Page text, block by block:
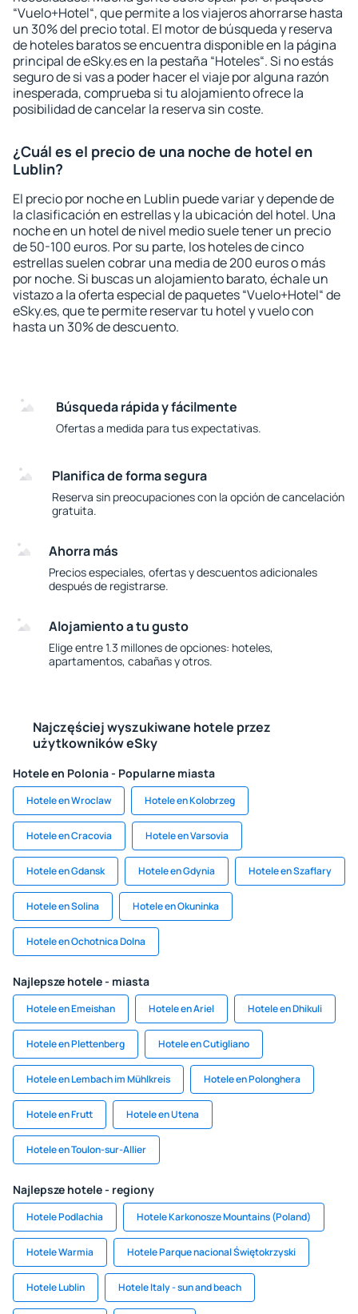
“Vuelo+Hotel“, que permite a los viajeros ahorrarse hasta
un 30% del precio total. El motor de búsqueda y reserva
de hoteles baratos se encuentra disponible en la página
principal de eSky.es en la pestaña “Hoteles“. Si no estás
seguro de si vas a poder hacer el viaje por alguna razón
inesperada, comprueba si tu alojamiento ofrece la
posibilidad de cancelar la reserva sin coste.
¿Cuál es el precio de una noche de hotel en
Lublin?
El precio por noche en Lublin puede variar y depende de
la clasificación en estrellas y la ubicación del hotel. Una
noche en un hotel de nivel medio suele tener un precio
de 50-100 euros. Por su parte, los hoteles de cinco
estrellas suelen cobrar una media de 200 euros o más
por noche. Si buscas un alojamiento barato, échale un
vistazo a la oferta especial de paquetes “Vuelo+Hotel“ de
eSky.es, que te permite reservar tu hotel y vuelo con
hasta un 30% de descuento.
Búsqueda rápida y fácilmente
Ofertas a medida para tus expectativas.
Planifica de forma segura
Reserva sin preocupaciones con la opción de cancelación
gratuita.
Ahorra más
Precios especiales, ofertas y descuentos adicionales
después de registrarse.
Alojamiento a tu gusto
Elige entre 1.3 millones de opciones: hoteles,
apartamentos, cabañas y otros.
Najczęściej wyszukiwane hotele przez
użytkowników eSky
Hotele en Polonia - Popularne miasta
Hotele en Wroclaw Hotele en Kolobrzeg
Hotele en Cracovia Hotele en Varsovia
Hotele en Gdansk Hotele en Gdynia Hotele en Szaflary
Hotele en Solina Hotele en Okuninka
Hotele en Ochotnica Dolna
Najlepsze hotele - miasta
Hotele en Emeishan Hotele en Ariel Hotele en Dhikuli
Hotele en Plettenberg Hotele en Cutigliano
Hotele en Lembach im Mühlkreis Hotele en Polonghera
Hotele en Frutt Hotele en Utena
Hotele en Toulon-sur-Allier
Najlepsze hotele - regiony
Hotele Podlachia Hotele Karkonosze Mountains (Poland)
Hotele Warmia Hotele Parque nacional Świętokrzyski
Hotele Lublin Hotele Italy - sun and beach